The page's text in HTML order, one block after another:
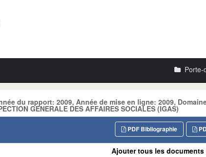
Porte-
du rapport: 2009, Année de mise en ligne: 2009,
GENERALE DES AFFAIRES SOCIALES (IGAS)
PDF Bibliographie
Ajouter tous les documents